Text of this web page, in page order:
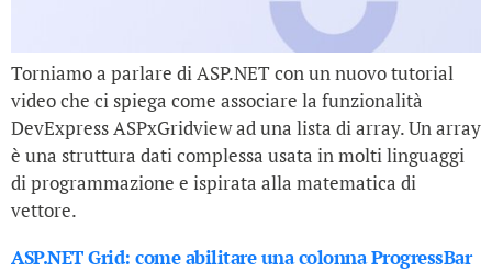
Torniamo a parlare di ASP.NET con un nuovo tutorial
video che ci spiega come associare la funzionalità
DevExpress ASPxGridview ad una lista di array. Un array
è una struttura dati complessa usata in molti linguaggi
di programmazione e ispirata alla matematica di
vettore.
ASP.NET Grid: come abilitare una colonna ProgressBar